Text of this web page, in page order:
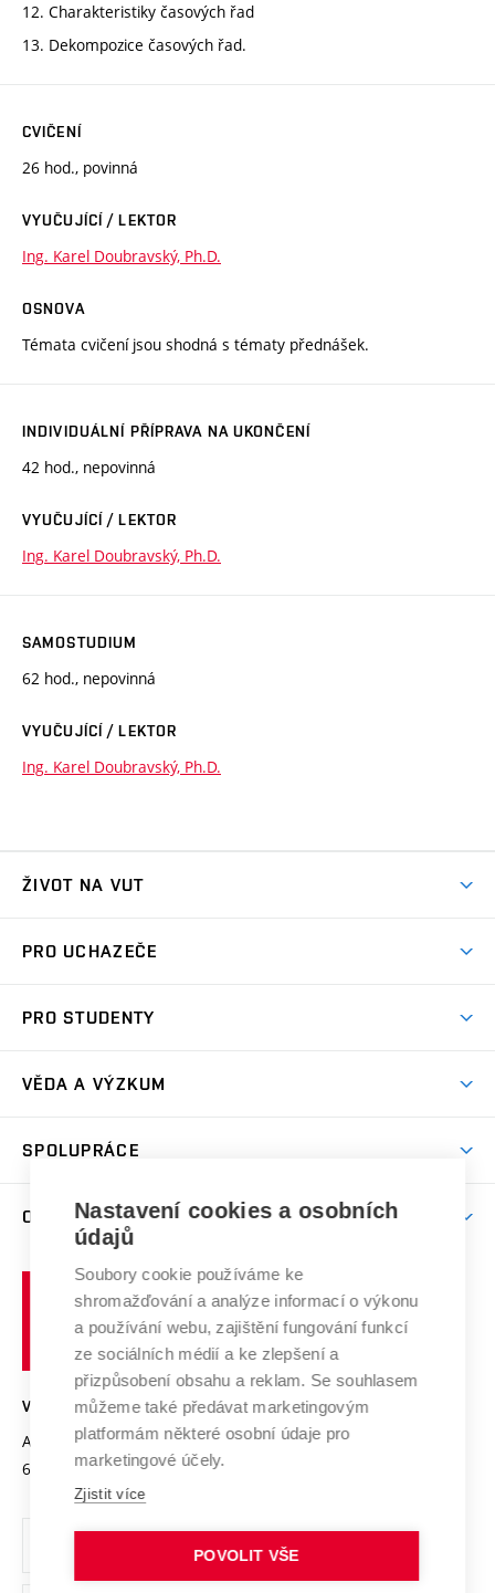
12. Charakteristiky časových řad
13. Dekompozice časových řad.
CVIČENÍ
26 hod., povinná
VYUČUJÍCÍ / LEKTOR
Ing. Karel Doubravský, Ph.D.
OSNOVA
Témata cvičení jsou shodná s tématy přednášek.
INDIVIDUÁLNÍ PŘÍPRAVA NA UKONČENÍ
42 hod., nepovinná
VYUČUJÍCÍ / LEKTOR
Ing. Karel Doubravský, Ph.D.
SAMOSTUDIUM
62 hod., nepovinná
VYUČUJÍCÍ / LEKTOR
Ing. Karel Doubravský, Ph.D.
ŽIVOT NA VUT
Koleje
Sport na VUT
PRO UCHAZEČE
Dny otevřených dveří
Celoživotní vzdělávání
E-přihláška
PRO STUDENTY
Harmonogram akademického roku
Závěrečné práce
Doktorské studium
Zpracování osobních údajů studentů
Sociální bezpečí
Studium bez bariér
Podpora podnikání
VĚDA A VÝZKUM
Mezinárodní vědecká rada
Systém zajišťování kvality výzkumu
Výzkumné infrastruktury
Transfer znalostí
Open Science
Projekty
Projekty ze strukturálních fondů
Specifický výzkum
SPOLUPRÁCE
Zahraniční spolupráce
Spolupráce se školami
Služby univerzity
Mezinárodní dohody
Univerzitní sítě
O UNIVERZITĚ
Profil univerzity
Udržitelná univerzita
Podnikavá univerzita / ContriBUTe
Bezpečná univerzita
Vyznamenání
Organizační struktura
Ochrana osobních údajů
učení
technické
VYSOKÉ UČENÍ TECHNICKÉ V BRNĚ
Antonínská 548/1
602 00 Brno
www.vut.cz
vut@vutbr.cz
Nastavení cookies a osobních
údajů
Soubory cookie používáme ke
shromažďování a analýze informací o výkonu
a používání webu, zajištění fungování funkcí
ze sociálních médií a ke zlepšení a
přizpůsobení obsahu a reklam. Se souhlasem
můžeme také předávat marketingovým
platformám některé osobní údaje pro
marketingové účely.
Zjistit více
POVOLIT VŠE